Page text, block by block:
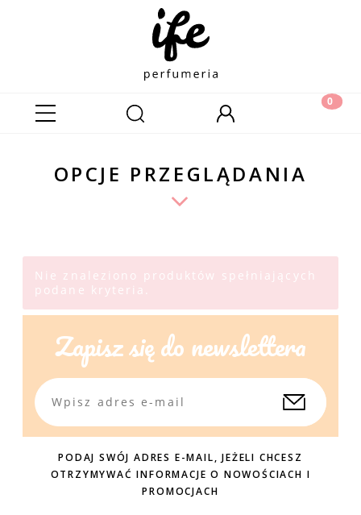
OPCJE PRZEGLĄDANIA
Nie znaleziono produktów spełniających
podane kryteria.
Zapisz się do newslettera
PODAJ SWÓJ ADRES E-MAIL, JEŻELI CHCESZ
OTRZYMYWAĆ INFORMACJE O NOWOŚCIACH I
PROMOCJACH